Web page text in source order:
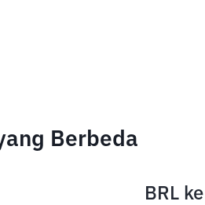
Berbeda
BRL ke